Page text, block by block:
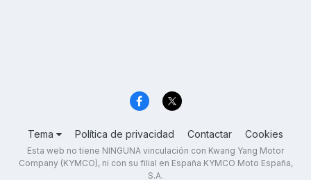
Tema Política de privacidad Contactar Cookies
Esta web no tiene NINGUNA vinculación con Kwang Yang Motor
Company (KYMCO), ni con su filial en España KYMCO Moto España,
S.A.